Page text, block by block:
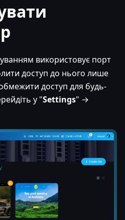
використовує порт
доступ до нього лише
доступ для будь-
у "Settings" →